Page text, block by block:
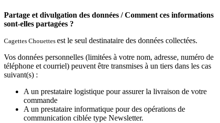
Partage et divulgation des données / Comment ces informations
sont-elles partagées ?
Cagettes Chouettes est le seul destinataire des données collectées.
Vos données personnelles (limitées à votre nom, adresse, numéro de
téléphone et courriel) peuvent être transmises à un tiers dans les cas
suivant(s) :
A un prestataire logistique pour assurer la livraison de votre
commande
A un prestataire informatique pour des opérations de
communication ciblée type Newsletter.